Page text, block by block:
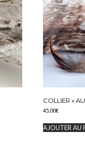
COLLIER «
45,00€
AJOUTER AU